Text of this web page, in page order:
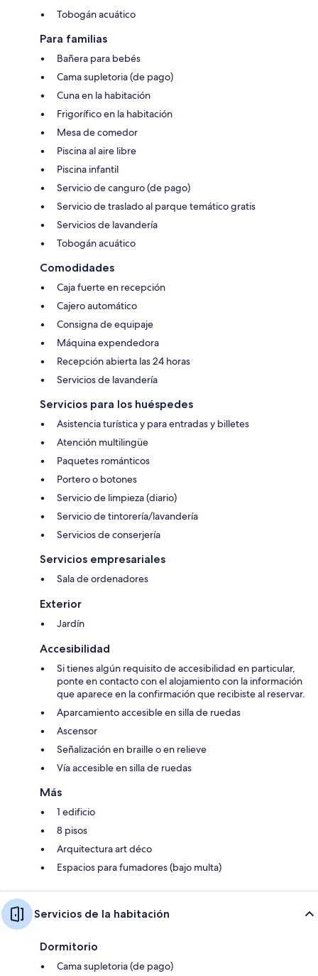
Tobogán acuático
Para familias
Bañera para bebés
Cama supletoria (de pago)
Cuna en la habitación
Frigorífico en la habitación
Mesa de comedor
Piscina al aire libre
Piscina infantil
Servicio de canguro (de pago)
Servicio de traslado al parque temático gratis
Servicios de lavandería
Tobogán acuático
Comodidades
Caja fuerte en recepción
Cajero automático
Consigna de equipaje
Máquina expendedora
Recepción abierta las 24 horas
Servicios de lavandería
Servicios para los huéspedes
Asistencia turística y para entradas y billetes
Atención multilingüe
Paquetes románticos
Portero o botones
Servicio de limpieza (diario)
Servicio de tintorería/lavandería
Servicios de conserjería
Servicios empresariales
Sala de ordenadores
Exterior
Jardín
Accesibilidad
Si tienes algún requisito de accesibilidad en particular,
ponte en contacto con el alojamiento con la información
que aparece en la confirmación que recibiste al reservar.
Aparcamiento accesible en silla de ruedas
Ascensor
Señalización en braille o en relieve
Vía accesible en silla de ruedas
Más
1 edificio
8 pisos
Arquitectura art déco
Espacios para fumadores (bajo multa)
Servicios de la habitación
Dormitorio
Cama supletoria (de pago)